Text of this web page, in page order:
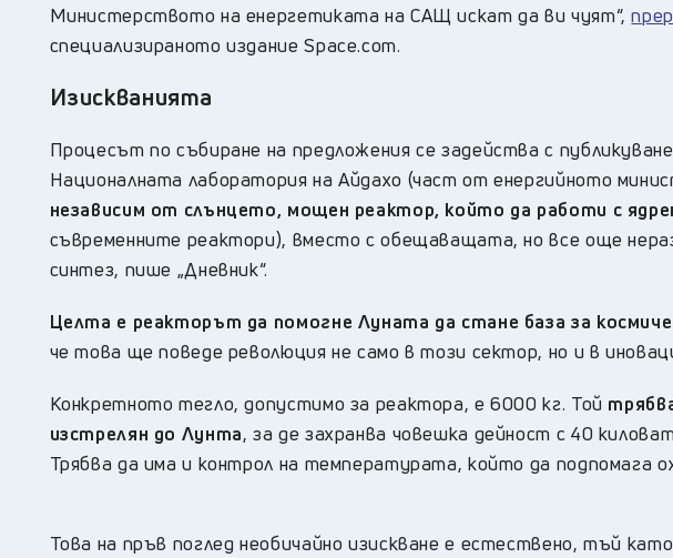
Министерството на енергетиката на САЩ искат да ви чуят“,
специализираното издание Space.com.
Изискванията
Процесът по събиране на предложения се задейства с
Националната лаборатория на Айдахо (част от енергийното
независим от слънцето, мощен реактор, който да работи с
съвременните реактори), вместо с обещаващата, но все още
синтез, пише „Дневник“.
Целта е реакторът да помогне Луната да стане база за
че това ще поведе революция не само в този сектор, но и в
Конкретното тегло, допустимо за реактора, е 6000 кг. Той
изстрелян до Лунта, за де захранва човешка дейност с 40
Трябва да има и контрол на температурата, който да подпомага
Това на пръв поглед необичайно изискване е естествено, тъй